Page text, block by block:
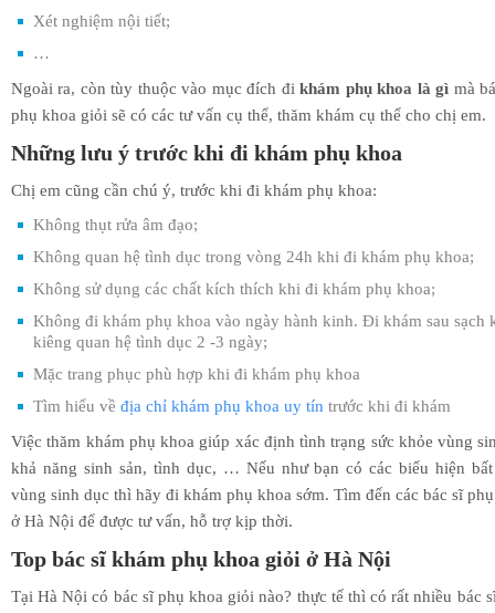
Xét nghiệm nội tiết;
…
Ngoài ra, còn tùy thuộc vào mục đích đikhám phụ khoa là gì mà
phụ khoa giỏi sẽ có các tư vấn cụ thể, thăm khám cụ thể cho chị em.
Những lưu ý trước khi đi khám phụ khoa
Chị em cũng cần chú ý, trước khi đi khám phụ khoa:
Không thụt rửa âm đạo;
Không quan hệ tình dục trong vòng 24h khi đi khám phụ khoa;
Không sử dụng các chất kích thích khi đi khám phụ khoa;
Không đi khám phụ khoa vào ngày hành kinh. Đi khám sau sạch
kiêng quan hệ tình dục 2 -3 ngày;
Mặc trang phục phù hợp khi đi khám phụ khoa
Tìm hiểu về địa chỉ khám phụ khoa uy tín trước khi đi khám
Việc thăm khám phụ khoa giúp xác định tình trạng sức khỏe vùng
khả năng sinh sản, tình dục, … Nếu như bạn có các biểu hiện
vùng sinh dục thì hãy đi khám phụ khoa sớm. Tìm đến các bác sĩ
ở Hà Nội để được tư vấn, hỗ trợ kịp thời.
Top bác sĩ khám phụ khoa giỏi ở Hà Nội
Tại Hà Nội có bác sĩ phụ khoa giỏi nào? thực tế thì có rất nhiều bác